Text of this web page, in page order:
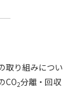
取り組みについ
CO2分離・回収